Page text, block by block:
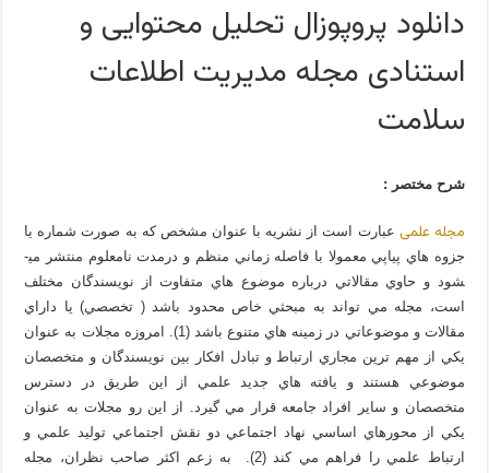
دانلود پروپوزال تحلیل محتوایی و
استنادی مجله مدیریت اطلاعات
سلامت
شرح مختصر :
مجله علمی عبارت است از نشريه با عنوان مشخص كه به صورت شماره يا
جزوه هاي پياپي معمولا با فاصله زماني منظم و درمدت نامعلوم منتشر می­
شود و حاوي مقالاتي درباره موضوع هاي متفاوت از نويسندگان مختلف
است، مجله مي تواند به مبحثي خاص محدود باشد ( تخصصي) يا داراي
مقالات و موضوعاتي در زمينه هاي متنوع باشد (1). امروزه مجلات به عنوان
يكي از مهم ترين مجاري ارتباط و تبادل افكار بين نويسندگان و متخصصان
موضوعي هستند و يافته هاي جديد علمي از اين طريق در دسترس
متخصصان و ساير افراد جامعه قرار مي گيرد. از اين رو مجلات به عنوان
يكي از محورهاي اساسي نهاد اجتماعي دو نقش اجتماعي توليد علمي و
ارتباط علمي را فراهم مي كند (2). به زعم اكثر صاحب نظران، مجله